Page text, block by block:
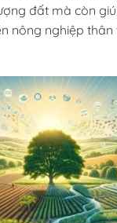
đất mà còn
nông nghiệp thân